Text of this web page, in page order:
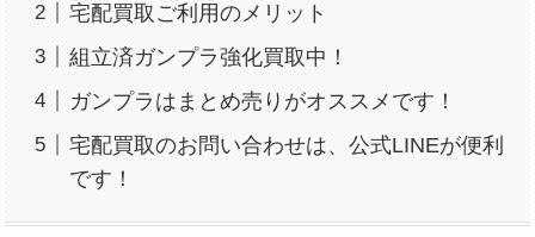
宅配買取ご利用のメリット
組立済ガンプラ強化買取中！
ガンプラはまとめ売りがオススメです！
宅配買取のお問い合わせは、公式LINEが便利
です！